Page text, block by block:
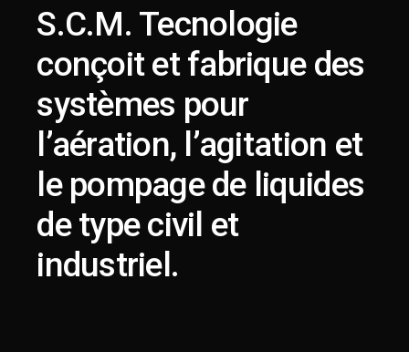
S.C.M. Tecnologie
conçoit et fabrique des
systèmes pour
l’aération, l’agitation et
le pompage de liquides
de type civil et
industriel.